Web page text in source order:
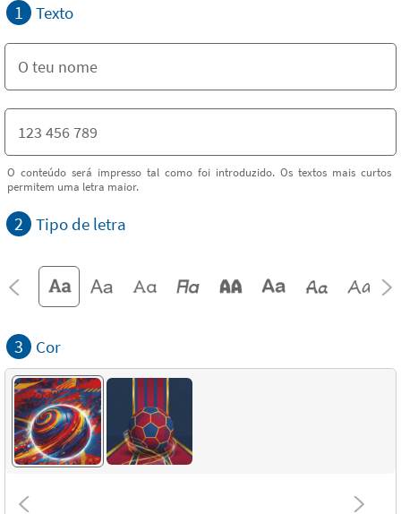
1 Texto
O conteúdo será impresso tal como foi introduzido. Os textos mais curtos
permitem uma letra maior.
2 Tipo de letra
3 Cor